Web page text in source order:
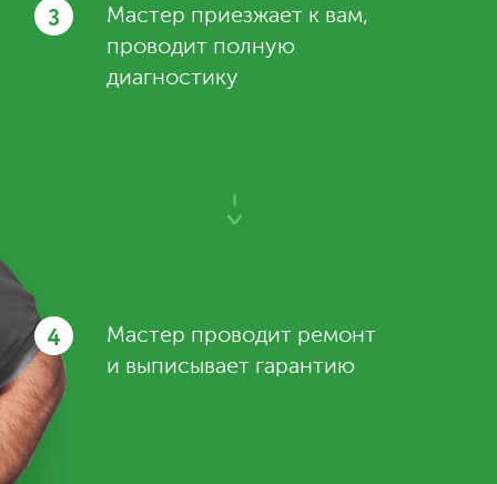
3
Мастер приезжает к вам,
проводит полную
диагностику
4
Мастер проводит ремонт
и выписывает гарантию